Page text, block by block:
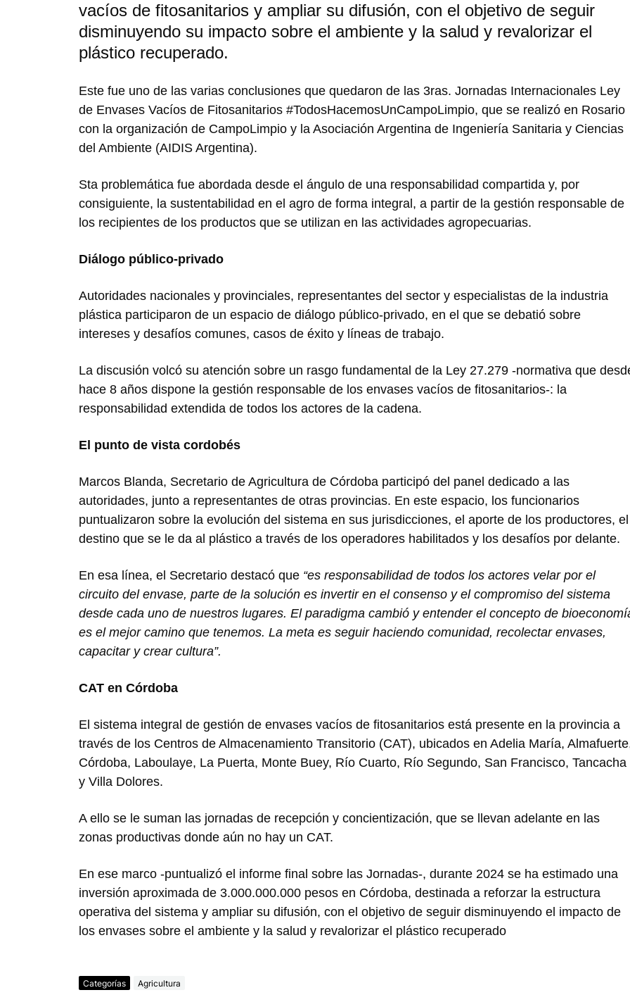
vacíos de fitosanitarios y ampliar su difusión, con el objetivo de seguir
disminuyendo su impacto sobre el ambiente y la salud y revalorizar el
plástico recuperado.
Este fue uno de las varias conclusiones que quedaron de las 3ras. Jornadas Internacionales Ley
de Envases Vacíos de Fitosanitarios #TodosHacemosUnCampoLimpio, que se realizó en Rosario
con la organización de CampoLimpio y la Asociación Argentina de Ingeniería Sanitaria y Ciencias
del Ambiente (AIDIS Argentina).
Sta problemática fue abordada desde el ángulo de una responsabilidad compartida y, por
consiguiente, la sustentabilidad en el agro de forma integral, a partir de la gestión responsable de
los recipientes de los productos que se utilizan en las actividades agropecuarias.
Diálogo público-privado
Autoridades nacionales y provinciales, representantes del sector y especialistas de la industria
plástica participaron de un espacio de diálogo público-privado, en el que se debatió sobre
intereses y desafíos comunes, casos de éxito y líneas de trabajo.
La discusión volcó su atención sobre un rasgo fundamental de la Ley 27.279 -normativa que
hace 8 años dispone la gestión responsable de los envases vacíos de fitosanitarios-: la
responsabilidad extendida de todos los actores de la cadena.
El punto de vista cordobés
Marcos Blanda, Secretario de Agricultura de Córdoba participó del panel dedicado a las
autoridades, junto a representantes de otras provincias. En este espacio, los funcionarios
puntualizaron sobre la evolución del sistema en sus jurisdicciones, el aporte de los productores, el
destino que se le da al plástico a través de los operadores habilitados y los desafíos por delante.
En esa línea, el Secretario destacó que “es responsabilidad de todos los actores velar por el
circuito del envase, parte de la solución es invertir en el consenso y el compromiso del sistema
desde cada uno de nuestros lugares. El paradigma cambió y entender el concepto de
es el mejor camino que tenemos. La meta es seguir haciendo comunidad, recolectar envases,
capacitar y crear cultura”.
CAT en Córdoba
El sistema integral de gestión de envases vacíos de fitosanitarios está presente en la provincia a
través de los Centros de Almacenamiento Transitorio (CAT), ubicados en Adelia María,
Córdoba, Laboulaye, La Puerta, Monte Buey, Río Cuarto, Río Segundo, San Francisco, Tancacha
y Villa Dolores.
A ello se le suman las jornadas de recepción y concientización, que se llevan adelante en las
zonas productivas donde aún no hay un CAT.
En ese marco -puntualizó el informe final sobre las Jornadas-, durante 2024 se ha estimado una
inversión aproximada de 3.000.000.000 pesos en Córdoba, destinada a reforzar la estructura
operativa del sistema y ampliar su difusión, con el objetivo de seguir disminuyendo el impacto de
los envases sobre el ambiente y la salud y revalorizar el plástico recuperado
Categorías Agricultura